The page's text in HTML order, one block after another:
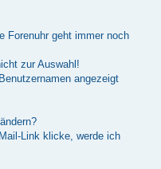
Forenuhr geht immer noch
zur Auswahl!
angezeigt
Link klicke, werde ich